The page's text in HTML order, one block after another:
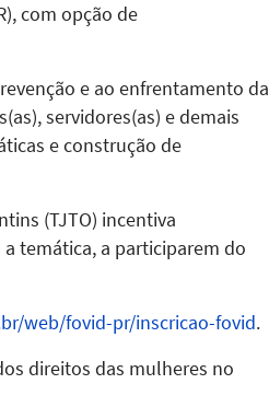
com opção de
e ao enfrentamento da
servidores(as) e demais
e construção de
(TJTO) incentiva
temática, a participarem do
web/fovid-pr/inscricao-fovid.
direitos das mulheres no